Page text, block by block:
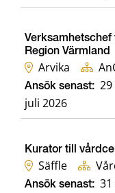
Verksamhetschef
Region Värmland
Arvika
Ansök senast:
juli 2026
Kurator till
Säffle
Ansök senast: